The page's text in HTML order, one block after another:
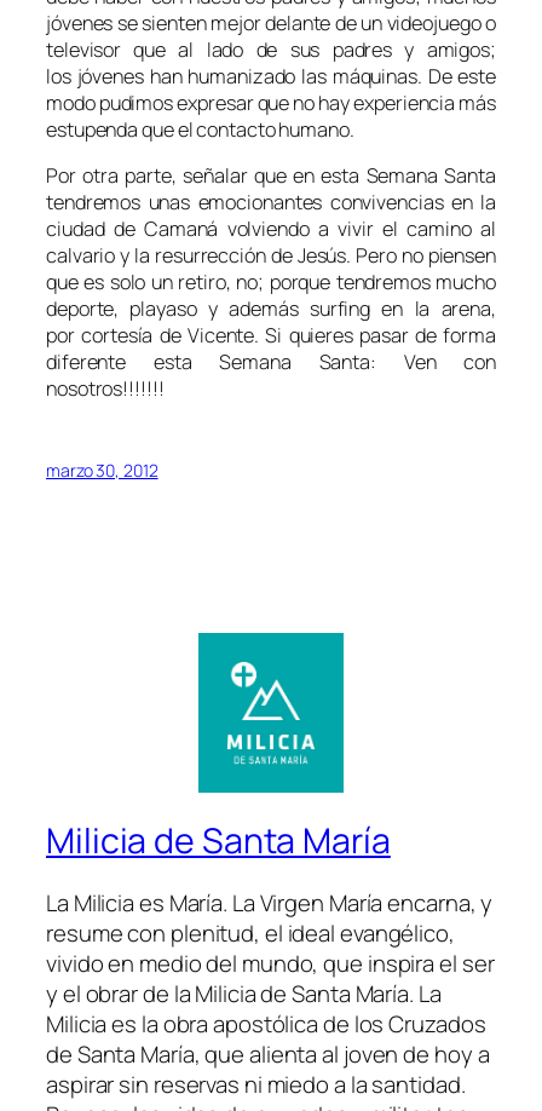
jóvenes se sienten mejor delante de un videojuego o
televisor que al lado de sus padres y amigos;
los jóvenes han humanizado las máquinas. De este
modo pudimos expresar que no hay experiencia más
estupenda que el contacto humano.
Por otra parte, señalar que en esta Semana Santa
tendremos unas emocionantes convivencias en la
ciudad de Camaná volviendo a vivir el camino al
calvario y la resurrección de Jesús. Pero no piensen
que es solo un retiro, no; porque tendremos mucho
deporte, playaso y además surfing en la arena,
por cortesía de Vicente. Si quieres pasar de forma
diferente esta Semana Santa: Ven con
nosotros!!!!!!!
marzo 30, 2012
Milicia de Santa María
La Milicia es María. La Virgen María encarna, y
resume con plenitud, el ideal evangélico,
vivido en medio del mundo, que inspira el ser
y el obrar de la Milicia de Santa María. La
Milicia es la obra apostólica de los Cruzados
de Santa María, que alienta al joven de hoy a
aspirar sin reservas ni miedo a la santidad.